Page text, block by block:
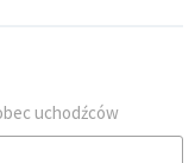
uchodźców